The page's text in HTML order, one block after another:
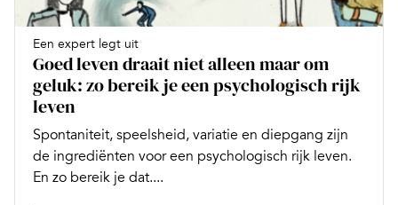
Een expert legt uit
Goed leven draait niet alleen maar om
geluk: zo bereik je een psychologisch rijk
leven
Spontaniteit, speelsheid, variatie en diepgang zijn
de ingrediënten voor een psychologisch rijk leven.
En zo bereik je dat....